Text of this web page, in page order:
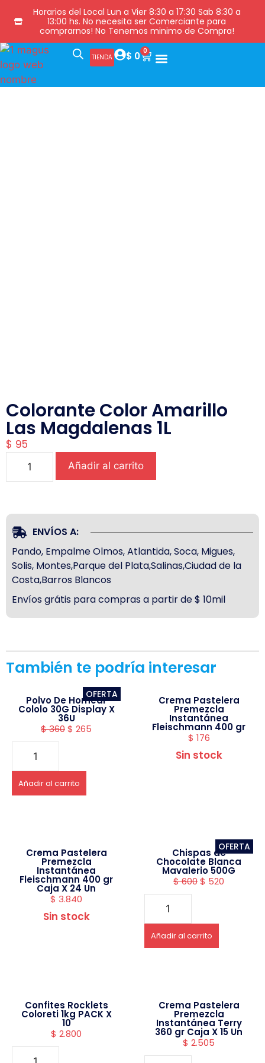
Horarios del Local Lun a Vier 8:30 a 17:30 Sab 8:30 a
13:00 hs. No necesita ser Comerciante para
comprarnos! No Tenemos minimo de Compra!
TIENDA $ 0 0
Colorante Color Amarillo
Las Magdalenas 1L
$ 95
Añadir al carrito
ENVÍOS A:
Pando, Empalme Olmos, Atlantida, Soca, Migues,
Solis, Montes,Parque del Plata,Salinas,Ciudad de la
Costa,Barros Blancos
Envíos grátis para compras a partir de $ 10mil
También te podría interesar
OFERTA
Polvo De Hornear
Cololo 30G Display X
36U
$360$ 265
Añadir al carrito
Crema Pastelera
Premezcla
Instantánea
Fleischmann 400 gr
$ 176
Sin stock
Crema Pastelera
Premezcla
Instantánea
Fleischmann 400 gr
Caja X 24 Un
$ 3.840
Sin stock
OFERTA
Chispas de
Chocolate Blanca
Mavalerio 500G
$600$ 520
Añadir al carrito
Confites Rocklets
Coloreti 1kg PACK X
10
$ 2.800
Crema Pastelera
Premezcla
Instantánea Terry
360 gr Caja X 15 Un
$ 2.505